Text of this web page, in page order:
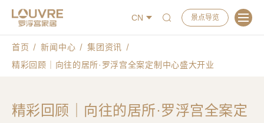
CN 景点导览
首页 新闻中心
集团资讯
精彩回顾｜向往的居所·罗浮宫全案定制中心盛大开业
精彩回顾｜向往的居所·罗浮宫全案定